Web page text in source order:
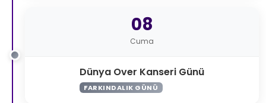
08
Cuma
Dünya Over Kanseri Günü
FARKINDALIK GÜNÜ